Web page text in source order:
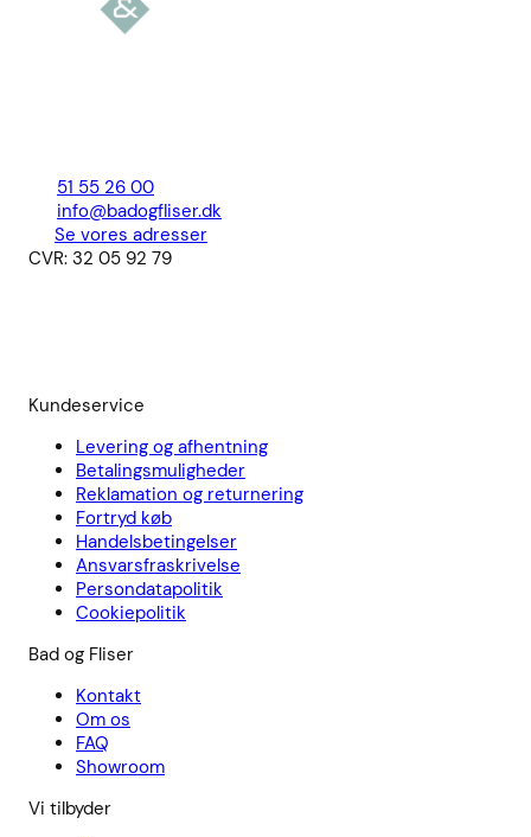
51 55 26 00
info@badogfliser.dk
Se vores adresser
CVR: 32 05 92 79
Kundeservice
Levering og afhentning
Betalingsmuligheder
Reklamation og returnering
Fortryd køb
Handelsbetingelser
Ansvarsfraskrivelse
Persondatapolitik
Cookiepolitik
Bad og Fliser
Kontakt
Om os
FAQ
Showroom
Vi tilbyder